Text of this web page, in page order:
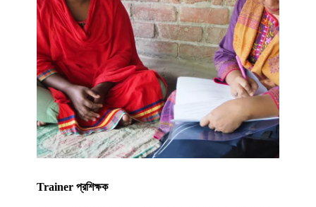
Trainer প্রশিক্ষক